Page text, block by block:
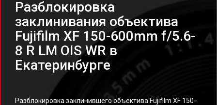
Разблокировка
заклинивания объектива
Fujifilm XF 150-600mm f/5.6-
8 R LM OIS WR в
Екатеринбурге
Разблокировка заклинившего объектива Fujifilm XF 150-